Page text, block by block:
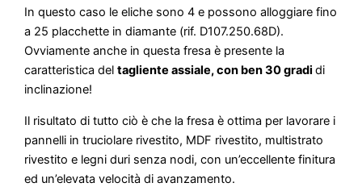
In questo caso le eliche sono 4 e possono alloggiare fino
a 25 placchette in diamante (rif. D107.250.68D).
Ovviamente anche in questa fresa è presente la
caratteristica deltagliente assiale, con ben 30 gradidi
inclinazione!
Il risultato di tutto ciò è che la fresa è ottima per lavorare i
pannelli in truciolare rivestito, MDF rivestito, multistrato
rivestito e legni duri senza nodi, con un’eccellente finitura
ed un’elevata velocità di avanzamento.